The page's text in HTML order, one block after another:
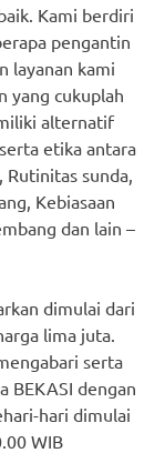
Kami berdiri
pengantin
layanan kami
yang cukuplah
alternatif
etika antara
sunda,
Kebiasaan
dan lain –
dimulai dari
lima juta.
serta
BEKASI dengan
hari dimulai
WIB